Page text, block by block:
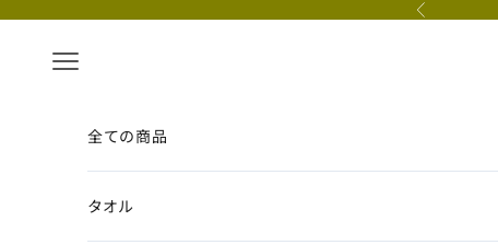
前へ
メニュー
全ての商品
タオル